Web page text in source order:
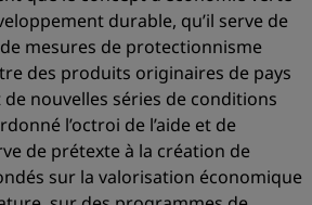
durable, qu’il serve de
mesures de protectionnisme
des produits originaires de pays
nouvelles séries de conditions
l’octroi de l’aide et de
de prétexte à la création de
sur la valorisation économique